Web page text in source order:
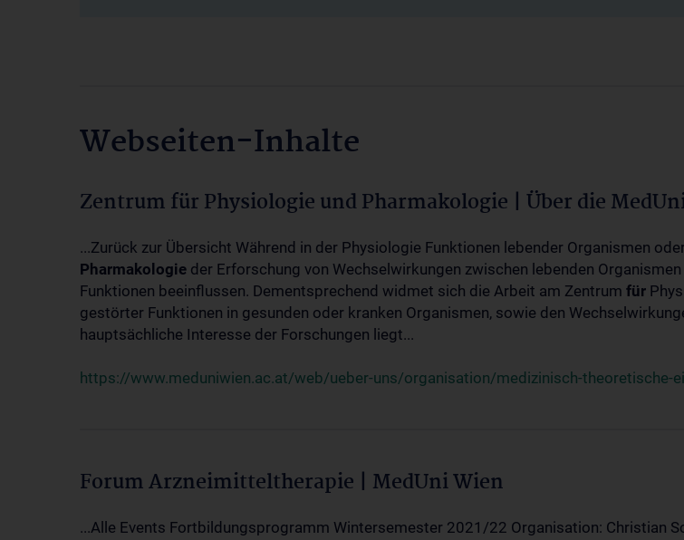
Webseiten-Inhalte
Zentrum für Physiologie und Pharmakologie | Über die
...Zurück zur Übersicht Während in der Physiologie Funktionen lebender Organismen
Pharmakologie der Erforschung von Wechselwirkungen zwischen lebenden
Funktionen beeinflussen. Dementsprechend widmet sich die Arbeit am Zentrum für
gestörter Funktionen in gesunden oder kranken Organismen, sowie den
hauptsächliche Interesse der Forschungen liegt...
https://www.meduniwien.ac.at/web/ueber-uns/organisation/medizinisch-theoretische-
Forum Arzneimitteltherapie | MedUni Wien
...Alle Events Fortbildungsprogramm Wintersemester 2021/22 Organisation: Christian